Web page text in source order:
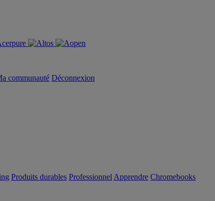
communauté Déconnexion
Produits durables Professionnel Apprendre Chromebooks